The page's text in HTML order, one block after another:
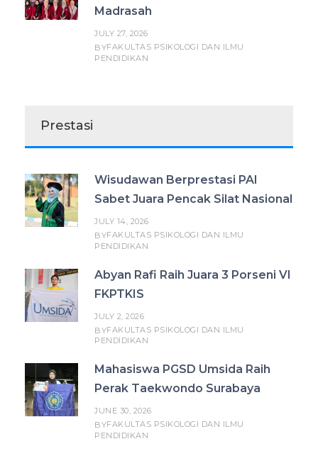
Madrasah
JULY 27, 2026
BYFAKULTAS PSIKOLOGI DAN ILMU
PENDIDIKAN
Prestasi
Wisudawan Berprestasi PAI
Sabet Juara Pencak Silat Nasional
JULY 14, 2026
BYFAKULTAS PSIKOLOGI DAN ILMU
PENDIDIKAN
Abyan Rafi Raih Juara 3 Porseni VI
FKPTKIS
JULY 2, 2026
BYFAKULTAS PSIKOLOGI DAN ILMU
PENDIDIKAN
Mahasiswa PGSD Umsida Raih
Perak Taekwondo Surabaya
JUNE 30, 2026
BYFAKULTAS PSIKOLOGI DAN ILMU
PENDIDIKAN